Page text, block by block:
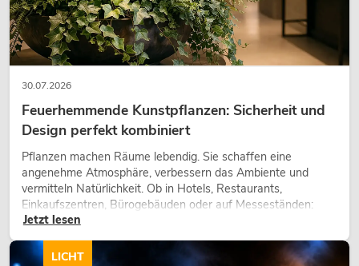
30.07.2026
Feuerhemmende Kunstpflanzen: Sicherheit und
Design perfekt kombiniert
Pflanzen machen Räume lebendig. Sie schaffen eine
angenehme Atmosphäre, verbessern das Ambiente und
vermitteln Natürlichkeit. Ob in Hotels, Restaurants,
Einkaufszentren, Bürogebäuden oder auf Messeständen:
eine hochwertige Begrünung gehört heute längst zum
modernen Raumkonzept.
Jetzt lesen
LICHT